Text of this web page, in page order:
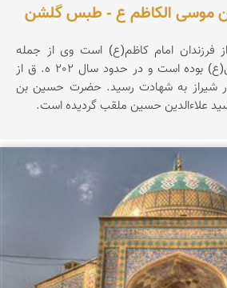
ع - طبس گلشن
امام کاظم(ع) است وی از جمله
همراهان احمد بن موسی(ع) بوده است و در حدود سال 202 ه. ق از
شیراز به شهادت رسید. حضرت حسین بن
علاءالدین حسین ملقب گردیده است.